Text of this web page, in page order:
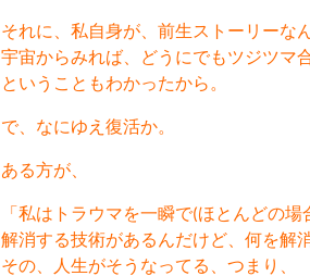
それに、私自身が、前生ストーリーなん
宇宙からみれば、どうにでもツジツマ
ということもわかったから。
で、なにゆえ復活か。
ある方が、
「私はトラウマを一瞬で(ほとんどの場
解消する技術があるんだけど、何を解
その、人生がそうなってる、つまり、